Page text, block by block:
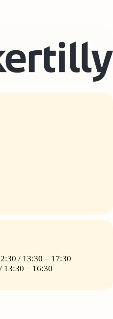
/ 13:30 – 17:30
13:30 – 16:30